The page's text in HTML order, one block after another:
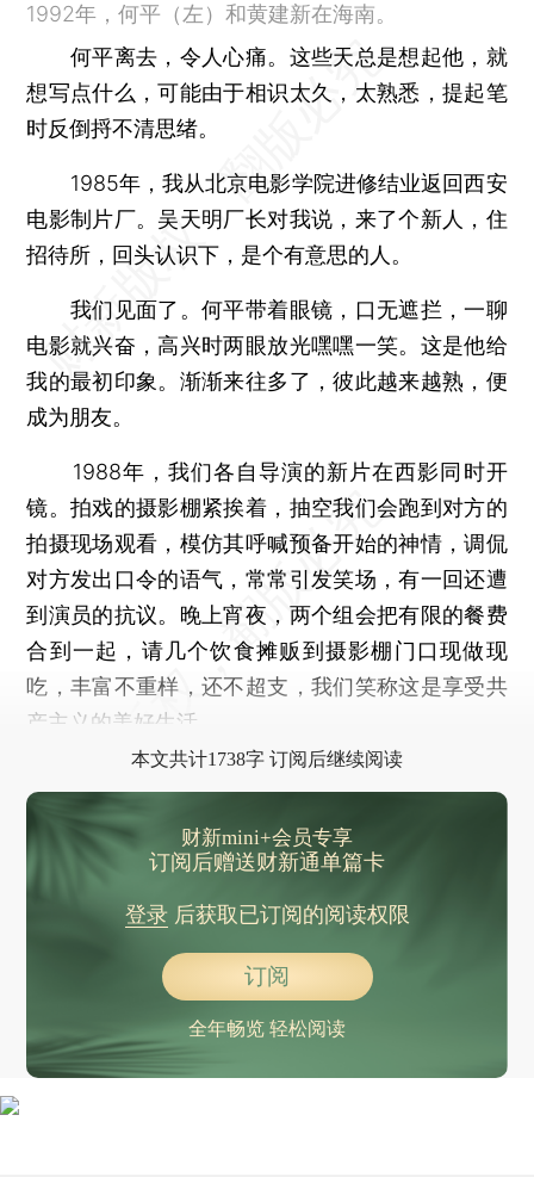
1992年，何平（左）和黄建新在海南。
何平离去，令人心痛。这些天总是想起他，就
想写点什么，可能由于相识太久，太熟悉，提起笔
时反倒捋不清思绪。
1985年，我从北京电影学院进修结业返回西安
电影制片厂。吴天明厂长对我说，来了个新人，住
招待所，回头认识下，是个有意思的人。
我们见面了。何平带着眼镜，口无遮拦，一聊
电影就兴奋，高兴时两眼放光嘿嘿一笑。这是他给
我的最初印象。渐渐来往多了，彼此越来越熟，便
成为朋友。
1988年，我们各自导演的新片在西影同时开
镜。拍戏的摄影棚紧挨着，抽空我们会跑到对方的
拍摄现场观看，模仿其呼喊预备开始的神情，调侃
对方发出口令的语气，常常引发笑场，有一回还遭
到演员的抗议。晚上宵夜，两个组会把有限的餐费
合到一起，请几个饮食摊贩到摄影棚门口现做现
吃，丰富不重样，还不超支，我们笑称这是享受共
产主义的美好生活。
本文共计1738字 订阅后继续阅读
财新mini+会员专享
订阅后赠送财新通单篇卡
登录后获取已订阅的阅读权限
订阅
全年畅览 轻松阅读